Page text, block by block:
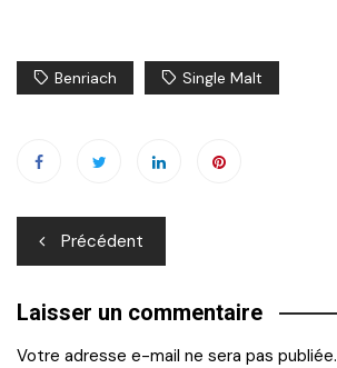
Benriach Single Malt
Navigation
de
l’article
Précédent
Laisser un commentaire
Votre adresse e-mail ne sera pas publiée.